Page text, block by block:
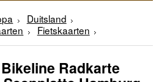
Duitsland
Fietskaarten
Radkarte